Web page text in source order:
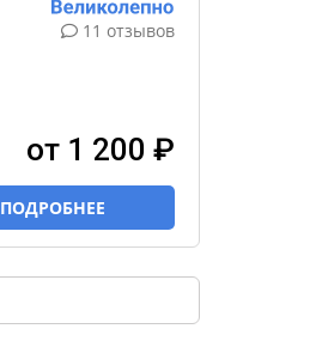
11 отзывов
от 1 200 ₽
ПОДРОБНЕЕ